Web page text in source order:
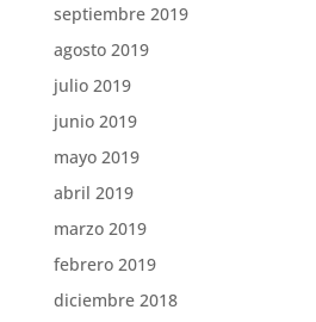
septiembre 2019
agosto 2019
julio 2019
junio 2019
mayo 2019
abril 2019
marzo 2019
febrero 2019
diciembre 2018